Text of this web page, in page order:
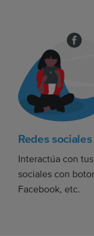
Redes
Interactúa con
sociales con
Facebook, etc.